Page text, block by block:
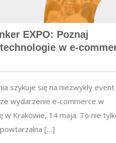
EXPO: Poznaj
w e-
szykuje się na niezwykły event
wydarzenie e-commerce w
w Krakowie, 14 maja. To nie
[…]